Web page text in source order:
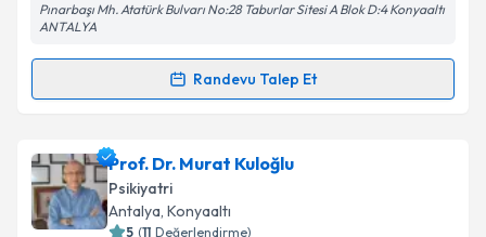
Pınarbaşı Mh. Atatürk Bulvarı No:28 Taburlar Sitesi A Blok D:4 Konyaaltı
ANTALYA
Randevu Talep Et
Randevu Takvimi Talebi
Doç. Dr. Kadir Demirciiçin randevu takvimi talebi
oluşturun. Size bu uzmandan randevu almanız için bir
takvim hazırlandığında e-posta ile bilgilendireceğiz.
Prof. Dr. Murat Kuloğlu
Psikiyatri
Antalya, Konyaaltı
5 (11 Değerlendirme)